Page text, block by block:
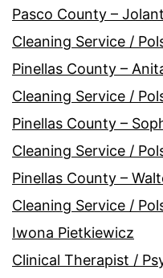
Pasco County –
Cleaning Service /
Pinellas County –
Cleaning Service /
Pinellas County –
Cleaning Service /
Pinellas County –
Cleaning Service /
Iwona Pietkiewicz
Clinical Therapist /